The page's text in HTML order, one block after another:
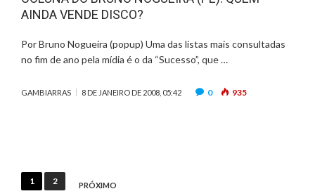
AINDA VENDE DISCO?
Por Bruno Nogueira (popup) Uma das listas mais consultadas
no fim de ano pela mídia é o da “Sucesso”, que …
GAMBIARRAS 8 DE JANEIRO DE 2008, 05:42 0 935
Paginação
1 2 PRÓXIMO